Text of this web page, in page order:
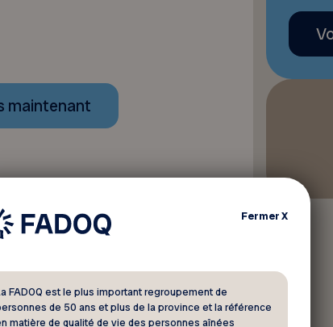
maintenant
FermerX
FADOQ est le plus important regroupement de
de 50 ans et plus de la province et la référence
matière de qualité de vie des personnes aînées